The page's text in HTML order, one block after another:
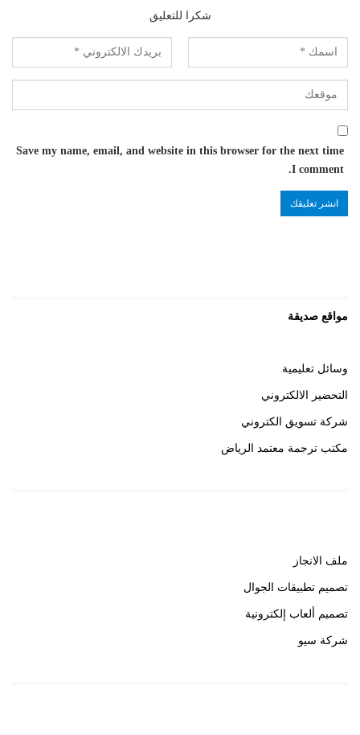
شكرا للتعليق
Save my name, email, and website in this browser for the next time
I comment.
مواقع صديقة
وسائل تعليمية
التحضير الالكتروني
شركة تسويق الكتروني
مكتب ترجمة معتمد الرياض
ملف الانجاز
تصميم تطبيقات الجوال
تصميم ألعاب إلكترونية
شركة سيو